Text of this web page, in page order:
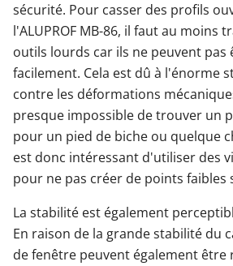
sécurité. Pour casser des profils
l'ALUPROF MB-86, il faut au moins
outils lourds car ils ne peuvent pas
facilement. Cela est dû à l'énorme
contre les déformations
presque impossible de trouver un
pour un pied de biche ou quelque
est donc intéressant d'utiliser des
pour ne pas créer de points faibles
La stabilité est également
En raison de la grande stabilité du
de fenêtre peuvent également être